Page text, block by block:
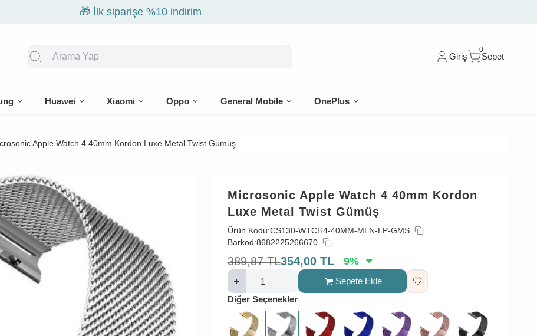
🎁 İlk siparişe %10 indirim
Giriş
0
Sepet
Huawei Xiaomi Oppo General Mobile OnePlus
Apple Watch 4 40mm Kordon Luxe Metal Twist Gümüş
Microsonic Apple Watch 4 40mm Kordon
Luxe Metal Twist Gümüş
Ürün Kodu:CS130-WTCH4-40MM-MLN-LP-GMS
Barkod:8682225266670
389,87 TL354,00 TL 9%
Sepete Ekle
Diğer Seçenekler